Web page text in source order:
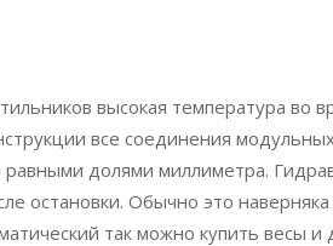
высокая температура во
все соединения
долями миллиметра.
остановки. Обычно это
так можно купить весы